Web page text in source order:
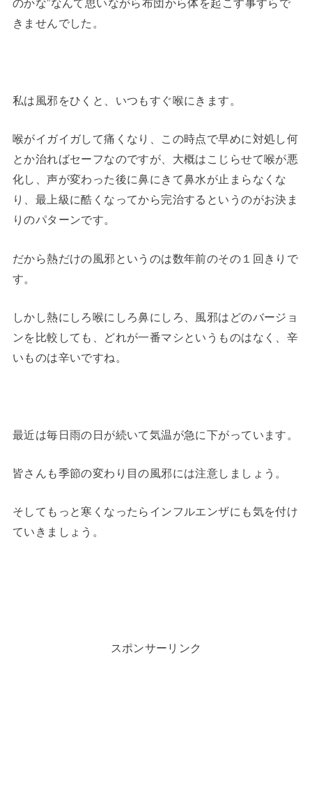
のかな”なんて思いながら布団から体を起こす事すらで
きませんでした。
私は風邪をひくと、いつもすぐ喉にきます。
喉がイガイガして痛くなり、この時点で早めに対処し何
とか治ればセーフなのですが、大概はこじらせて喉が悪
化し、声が変わった後に鼻にきて鼻水が止まらなくな
り、最上級に酷くなってから完治するというのがお決ま
りのパターンです。
だから熱だけの風邪というのは数年前のその１回きりで
す。
しかし熱にしろ喉にしろ鼻にしろ、風邪はどのバージョ
ンを比較しても、どれが一番マシというものはなく、辛
いものは辛いですね。
最近は毎日雨の日が続いて気温が急に下がっています。
皆さんも季節の変わり目の風邪には注意しましょう。
そしてもっと寒くなったらインフルエンザにも気を付け
ていきましょう。
スポンサーリンク